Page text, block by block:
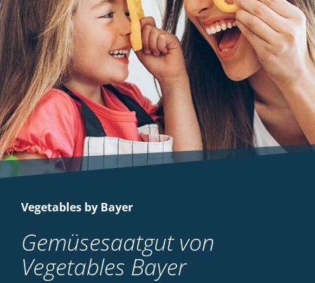
Vegetables by Bayer
Gemüsesaatgut von
Vegetables Bayer